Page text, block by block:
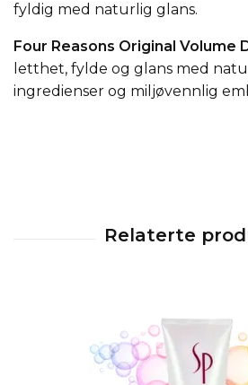
fyldig med naturlig glans.
Four Reasons Original Volume
letthet, fylde og glans med
ingredienser og miljøvennlig